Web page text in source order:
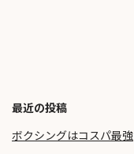
最近の投稿
ボクシングはコスパ最強